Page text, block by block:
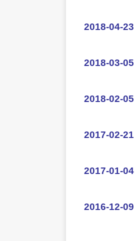
2018-04-23
2018-03-05
2018-02-05
2017-02-21
2017-01-04
2016-12-09